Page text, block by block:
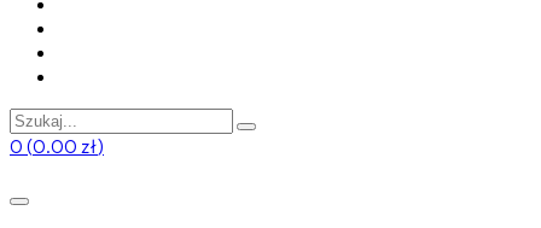
0 (0.00 zł)